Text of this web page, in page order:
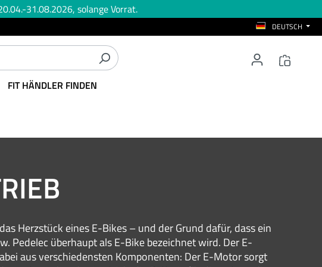
31.08.2026, solange Vorrat.
DEUTSCH
FIT HÄNDLER FINDEN
Herzstück eines E-Bikes – und der Grund dafür, dass ein
Pedelec überhaupt als E-Bike bezeichnet wird. Der E-
aus verschiedensten Komponenten: Der E-Motor sorgt